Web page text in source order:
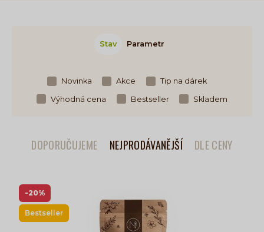
Stav Parametr
Novinka Akce Tip na dárek
Výhodná cena Bestseller Skladem
DOPORUČUJEME NEJPRODÁVANĚJŠÍ DLE CENY
-20%
Bestseller